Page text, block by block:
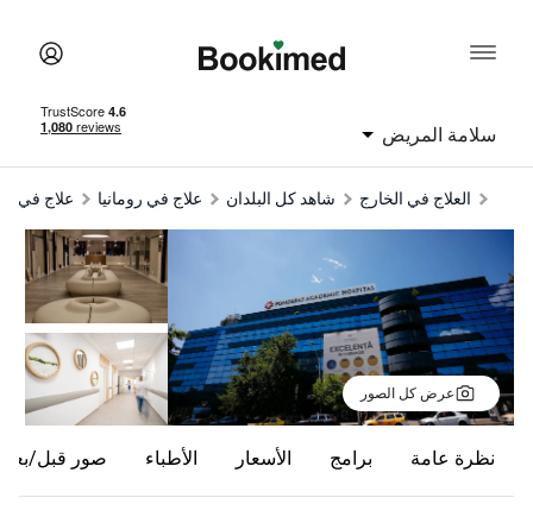
المريض
العلاج في الخارج شاهد كل البلدان علاج في رومانيا علاج في
عرض كل الصور
عامة برامج الأسعار الأطباء صور قبل/بعد